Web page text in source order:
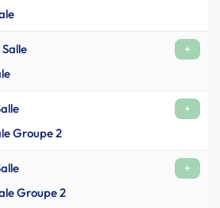
+
+
Groupe 2
+
Groupe 2